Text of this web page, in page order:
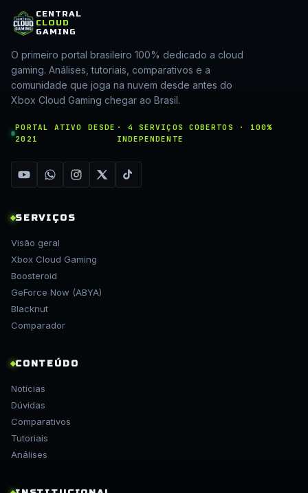
CENTRAL
CLOUD
GAMING
O primeiro portal brasileiro 100% dedicado a cloud
gaming. Análises, tutoriais, comparativos e a
comunidade que joga na nuvem desde antes do
Xbox Cloud Gaming chegar ao Brasil.
PORTAL ATIVO DESDE
2021
· 4 SERVIÇOS COBERTOS · 100%
INDEPENDENTE
SERVIÇOS
Visão geral
Xbox Cloud Gaming
Boosteroid
GeForce Now (ABYA)
Blacknut
Comparador
CONTEÚDO
Notícias
Dúvidas
Comparativos
Tutoriais
Análises